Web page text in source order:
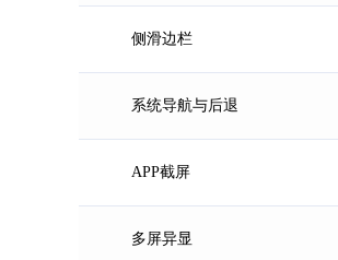
侧滑边栏
系统导航与后退
APP截屏
多屏异显